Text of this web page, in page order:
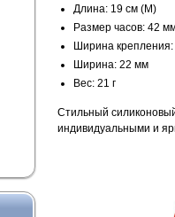
Длина: 19 см (М)
Размер часов: 42
Ширина
Ширина: 22 мм
Вес: 21 г
Стильный
индивидуальными и